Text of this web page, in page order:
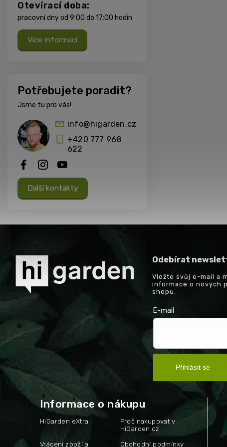
Otevírací doba:
pracovní dny od 9:00 do 17:00 hodin
Více informací
Potřebujete poradit?
Jsme tu pro vás!
info@higarden.cz
+420 777 968
622
Další kontakty
Odebírat
Vložte svůj e-mail a
informace o nových
shopu.
E-mail
Přihlásit se
Informace o nákupu
HiGarden eXtra
Proč nakupovat v
HiGarden.cz
Vrácení zboží a Obchodní podmínky